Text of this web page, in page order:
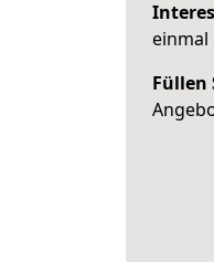
einmal
Füllen